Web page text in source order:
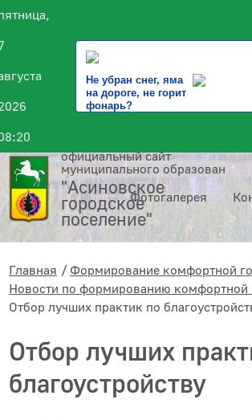
Не убран снег, яма
на дороге, не горит
фонарь?
официальный сайт
муниципального образования
"Асиновское
городское
поселение"
Фотогалерея
Главная
Формирование комфортной
Новости по формированию комфортной
Отбор лучших практик по
Отбор лучших
благоустройству